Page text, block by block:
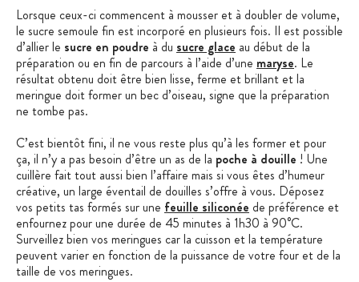
Lorsque ceux-ci commencent à mousser et à doubler de volume,
le sucre semoule fin est incorporé en plusieurs fois. Il est possible
d’allier le sucre en poudre à du sucre glace au début de la
préparation ou en fin de parcours à l’aide d’une maryse. Le
résultat obtenu doit être bien lisse, ferme et brillant et la
meringue doit former un bec d’oiseau, signe que la préparation
ne tombe pas.
C’est bientôt fini, il ne vous reste plus qu’à les former et pour
ça, il n’y a pas besoin d’être un as de la poche à douille ! Une
cuillère fait tout aussi bien l’affaire mais si vous êtes d’humeur
créative, un large éventail de douilles s’offre à vous. Déposez
vos petits tas formés sur une feuille siliconée de préférence et
enfournez pour une durée de 45 minutes à 1h30 à 90°C.
Surveillez bien vos meringues car la cuisson et la température
peuvent varier en fonction de la puissance de votre four et de la
taille de vos meringues.